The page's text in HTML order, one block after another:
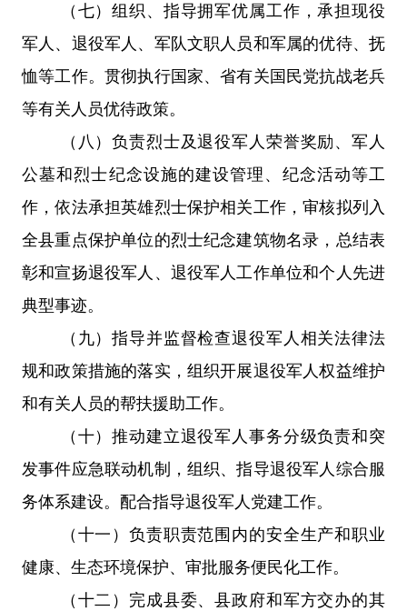
（ 七）组织、指导拥军优属工作，承担现役
军人、退役军人、军队文职人员和军属的优待、抚
恤等工作。贯彻执行国家、省有关国民党抗战老兵
等有关人员优待政策。
（八）负责烈士及退役军人荣誉奖励、军人
公墓和烈士纪念设施的建设管理、纪念活动等工
作，依法承担英雄烈士保护相关工作，审核拟列入
全县重点保护单位的烈士纪念建筑物名录，总结表
彰和宣扬退役军人、退役军人工作单位和个人先进
典型事迹。
（九）指导并监督检查退役军人相关法律法
规和政策措施的落实，组织开展退役军人权益维护
和有关人员的帮扶援助工作。
（十）推动建立退役军人事务分级负责和突
发事件应急联动机制，组织、指导退役军人综合服
务体系建设。配合指导退役军人党建工作。
（十一）负责职责范围内的安全生产和职业
健康、生态环境保护、审批服务便民化工作。
（十二）完成县委、县政府和军方交办的其